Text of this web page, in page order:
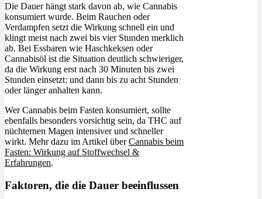
Die Dauer hängt stark davon ab, wie Cannabis
konsumiert wurde. Beim Rauchen oder
Verdampfen setzt die Wirkung schnell ein und
klingt meist nach zwei bis vier Stunden merklich
ab. Bei Essbaren wie Haschkeksen oder
Cannabisöl ist die Situation deutlich schwieriger,
da die Wirkung erst nach 30 Minuten bis zwei
Stunden einsetzt: und dann bis zu acht Stunden
oder länger anhalten kann.
Wer Cannabis beim Fasten konsumiert, sollte
ebenfalls besonders vorsichtig sein, da THC auf
nüchternen Magen intensiver und schneller
wirkt. Mehr dazu im Artikel überCannabis beim
Fasten: Wirkung auf Stoffwechsel &
Erfahrungen.
Faktoren, die die Dauer beeinflussen